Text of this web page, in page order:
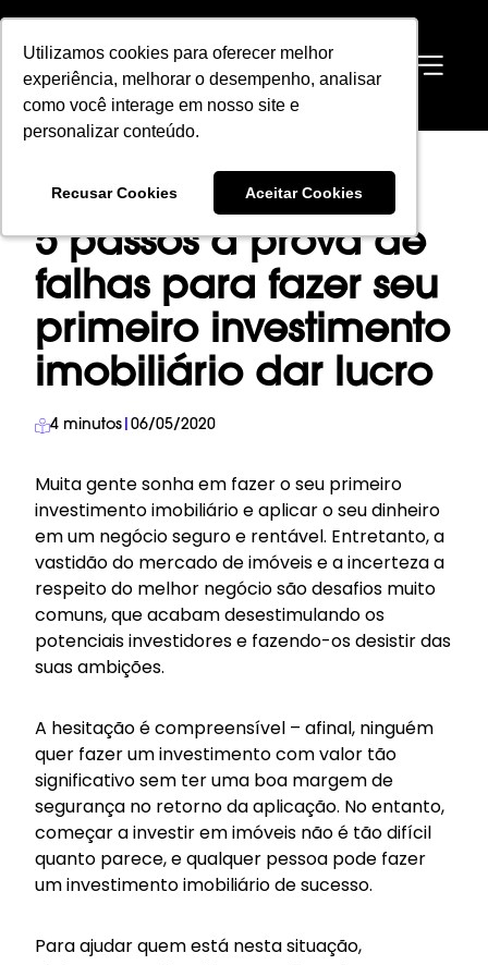
Utilizamos cookies para oferecer melhor
experiência, melhorar o desempenho, analisar
como você interage em nosso site e
personalizar conteúdo.
Recusar Cookies Aceitar Cookies
Utilizamos cookies para oferecer melhor
experiência, melhorar o desempenho, analisar
como você interage em nosso site e
personalizar conteúdo.
Recusar Cookies Aceitar Cookies
EN
INVESTIMENTO IMOBILIÁRIO
→
5 PASSOS À PROVA DE FALHAS PARA FAZER SEU PRIMEIRO INVESTIMENTO
5 passos à prova de
falhas para fazer seu
primeiro investimento
imobiliário dar lucro
4 minutos 06/05/2020
Muita gente sonha em fazer o seu primeiro
investimento imobiliário e aplicar o seu dinheiro
em um negócio seguro e rentável. Entretanto, a
vastidão do mercado de imóveis e a incerteza a
respeito do melhor negócio são desafios muito
comuns, que acabam desestimulando os
potenciais investidores e fazendo-os desistir das
suas ambições.
A hesitação é compreensível – afinal, ninguém
quer fazer um investimento com valor tão
significativo sem ter uma boa margem de
segurança no retorno da aplicação. No entanto,
começar a investir em imóveis não é tão difícil
quanto parece, e qualquer pessoa pode fazer
um investimento imobiliário de sucesso.
Para ajudar quem está nesta situação,